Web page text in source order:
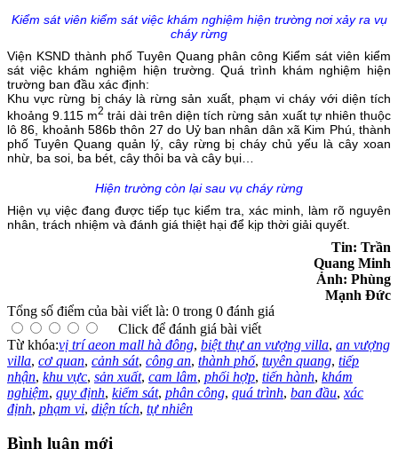
Kiểm sát viên kiểm sát việc khám nghiệm hiện trường nơi xảy ra vụ
cháy rừng
Viện KSND thành phố Tuyên Quang phân công Kiểm sát viên kiểm
sát việc khám nghiệm hiện trường. Quá trình khám nghiệm hiện
trường ban đầu xác định:
Khu vực rừng bị cháy là rừng sản xuất, phạm vi cháy với diện tích
khoảng 9.115 m2 trải dài trên diện tích rừng sản xuất tự nhiên thuộc
lô 86, khoảnh 586b thôn 27 do Uỷ ban nhân dân xã Kim Phú, thành
phố Tuyên Quang quản lý, cây rừng bị cháy chủ yếu là cây xoan
nhừ, ba soi, ba bét, cây thôi ba và cây bụi…
Hiện trường còn lại sau vụ cháy rừng
Hiện vụ việc đang được tiếp tục kiểm tra, xác minh, làm rõ nguyên
nhân, trách nhiệm và đánh giá thiệt hại để kịp thời giải quyết.
Tin: Trần
Quang Minh
Ảnh: Phùng
Mạnh Đức
Tổng số điểm của bài viết là: 0 trong 0 đánh giá
Click để đánh giá bài viết
Từ khóa:vị trí aeon mall hà đông, biệt thự an vượng villa, an vượng
villa, cơ quan, cảnh sát, công an, thành phố, tuyên quang, tiếp
nhận, khu vực, sản xuất, cam lâm, phối hợp, tiến hành, khám
nghiệm, quy định, kiểm sát, phân công, quá trình, ban đầu, xác
định, phạm vi, diện tích, tự nhiên
Bình luận mới